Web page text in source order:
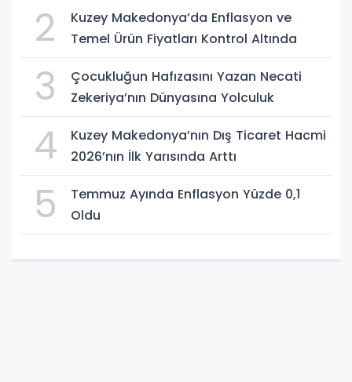
2
Kuzey Makedonya’da Enflasyon ve
Temel Ürün Fiyatları Kontrol Altında
3
Çocukluğun Hafızasını Yazan Necati
Zekeriya’nın Dünyasına Yolculuk
4
Kuzey Makedonya’nın Dış Ticaret Hacmi
2026’nın İlk Yarısında Arttı
5
Temmuz Ayında Enflasyon Yüzde 0,1
Oldu